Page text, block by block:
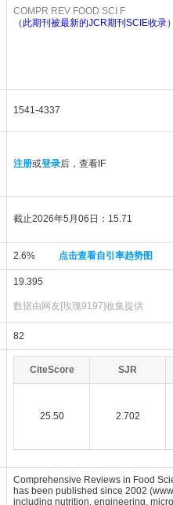
COMPR REV FOOD SCI F
（此期刊被最新的JCR期刊SCIE收录）
1541-4337
注册或登录后，查看IF
截止2026年5月06日：15.71
2.6% 点击查看自引率趋势图
19.395
数据由网友[玫瑰9197]收集提供
82
CiteScore SJR
25.50 2.702
Comprehensive Reviews in Food
has been published since 2002
including nutrition, engineering,